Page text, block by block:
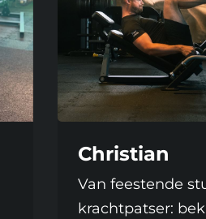
Christian
Van feestende
krachtpatser: